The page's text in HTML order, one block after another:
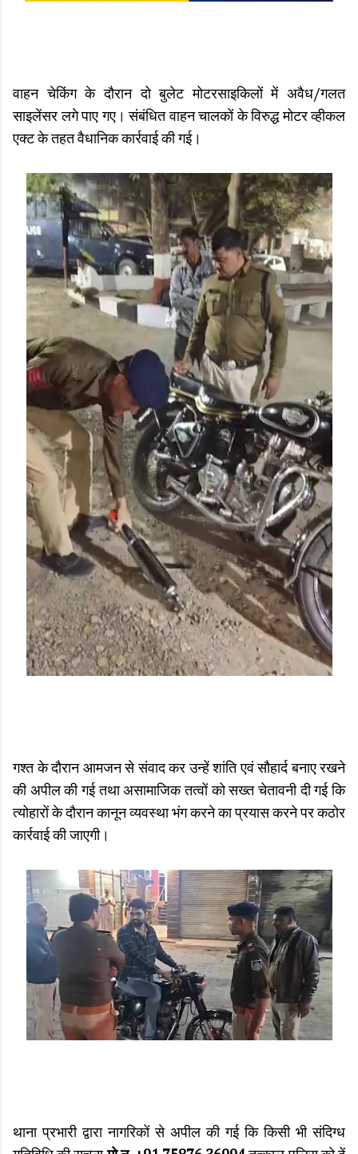
वाहन चेकिंग के दौरान दो बुलेट मोटरसाइकिलों में अवैध/गलत
साइलेंसर लगे पाए गए। संबंधित वाहन चालकों के विरुद्ध मोटर व्हीकल
एक्ट के तहत वैधानिक कार्रवाई की गई।
गश्त के दौरान आमजन से संवाद कर उन्हें शांति एवं सौहार्द बनाए रखने
की अपील की गई तथा असामाजिक तत्वों को सख्त चेतावनी दी गई कि
त्योहारों के दौरान कानून व्यवस्था भंग करने का प्रयास करने पर कठोर
कार्रवाई की जाएगी।
थाना प्रभारी द्वारा नागरिकों से अपील की गई कि किसी भी संदिग्ध